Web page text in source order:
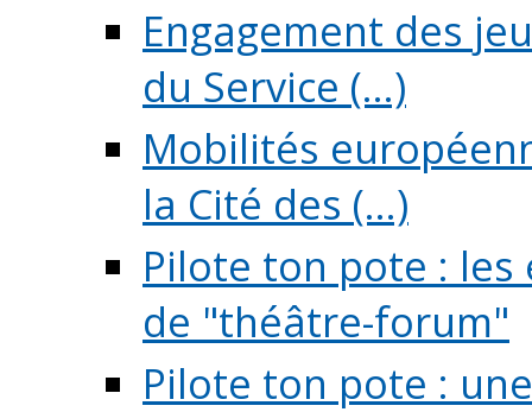
Engagement des
du Service (...)
Mobilités
la Cité des (...)
Pilote ton pote :
de "théâtre-forum"
Pilote ton pote :